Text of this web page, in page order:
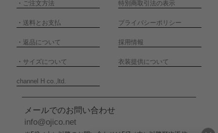
・ ご注文方法 特別商取引法の表示
・ 送料とお支払 プライバシーポリシー
・ 返品について 採用情報
・ サイズについて 衣装提供について
channel H co.,ltd.
メールでのお問い合わせ
info@ojico.net